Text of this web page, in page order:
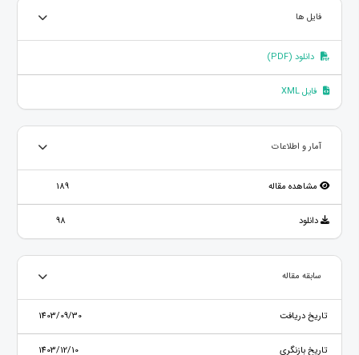
فایل ها
دانلود (PDF)
فایل XML
آمار و اطلاعات
مشاهده مقاله 189
دانلود 98
سابقه مقاله
تاریخ دریافت 1403/09/30
تاریخ بازنگری 1403/12/10